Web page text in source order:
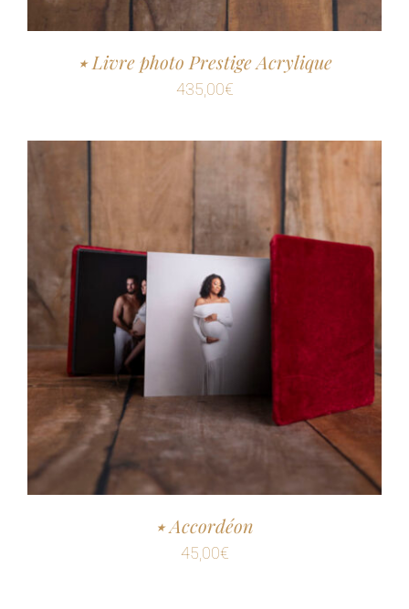
٭ Livre photo Prestige Acrylique
435,00€
٭ Accordéon
45,00€